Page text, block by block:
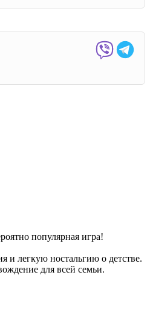
популярная игра!
и легкую ностальгию о детстве.
для всей семьи.